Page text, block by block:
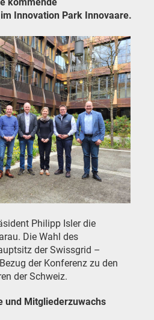
Innovation Park Innovaare.
Philipp Isler die
Die Wahl des
der Swissgrid –
der Konferenz zu den
der Schweiz.
und Mitgliederzuwachs